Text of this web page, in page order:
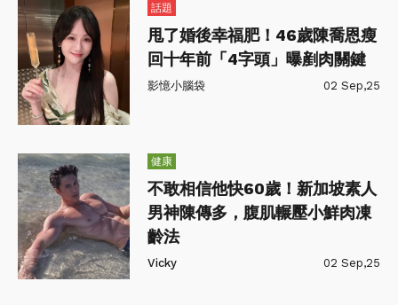
話題
甩了婚後幸福肥！46歲陳喬恩瘦
回十年前「4字頭」曝剷肉關鍵
影憶小腦袋 02 Sep,25
健康
不敢相信他快60歲！新加坡素人
男神陳傳多，腹肌輾壓小鮮肉凍
齡法
Vicky 02 Sep,25